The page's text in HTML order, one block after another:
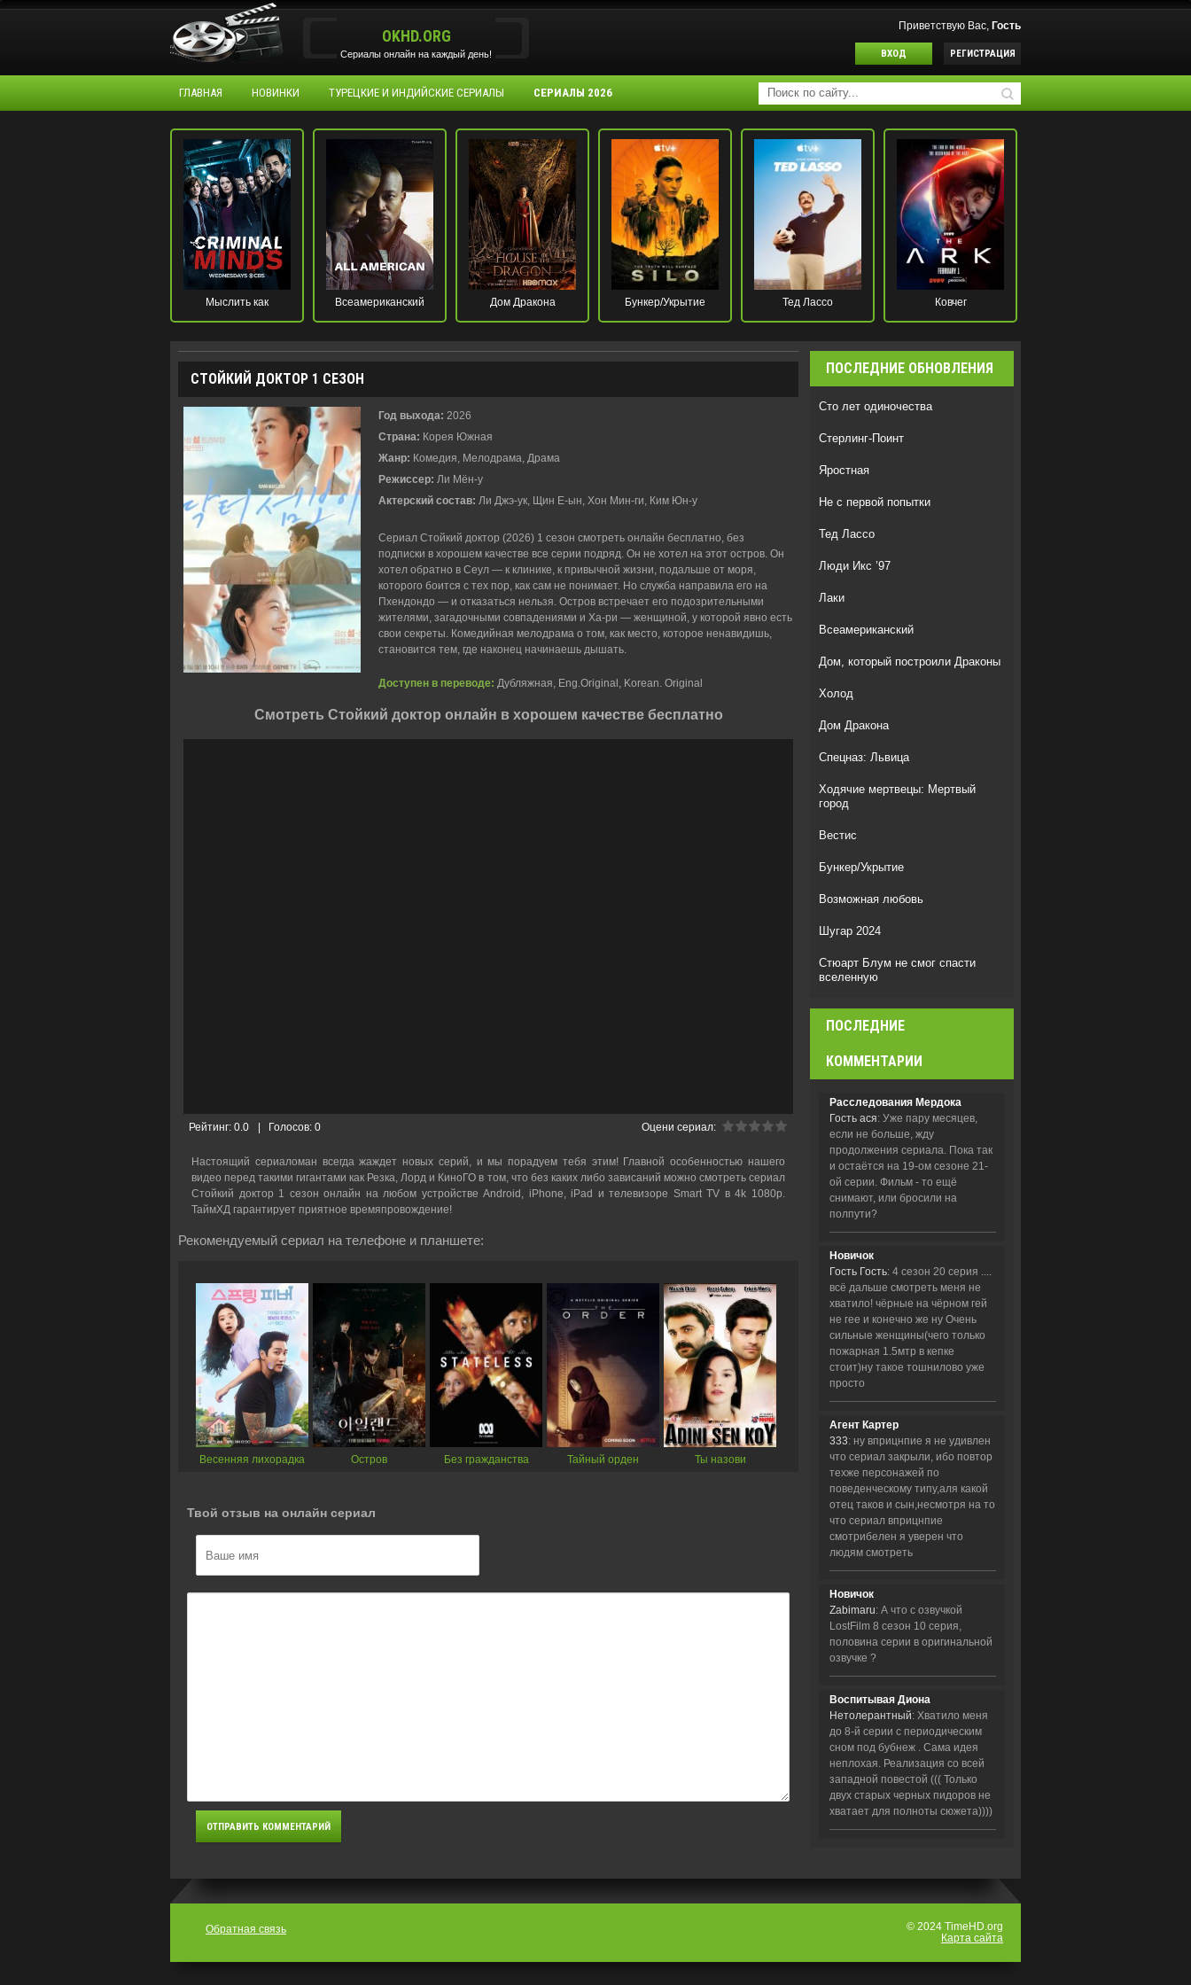
OKHD.ORG
Сериалы онлайн на каждый день!
Приветствую Вас, Гость
ВХОД РЕГИСТРАЦИЯ
ГЛАВНАЯ НОВИНКИ ТУРЕЦКИЕ И ИНДИЙСКИЕ СЕРИАЛЫ СЕРИАЛЫ 2026
Мыслить как
преступник
Всеамериканский Дом Дракона Бункер/Укрытие Тед Лассо Ковчег
СТОЙКИЙ ДОКТОР 1 СЕЗОН
Год выхода: 2026
Страна: Корея Южная
Жанр: Комедия, Мелодрама, Драма
Режиссер: Ли Мён-у
Актерский состав: Ли Джэ-ук, Щин Е-ын, Хон Мин-ги, Ким Юн-у
Сериал Стойкий доктор (2026) 1 сезон смотреть онлайн бесплатно, без
подписки в хорошем качестве все серии подряд. Он не хотел на этот остров. Он
хотел обратно в Сеул — к клинике, к привычной жизни, подальше от моря,
которого боится с тех пор, как сам не понимает. Но служба направила его на
Пхендондо — и отказаться нельзя. Остров встречает его подозрительными
жителями, загадочными совпадениями и Ха-ри — женщиной, у которой явно есть
свои секреты. Комедийная мелодрама о том, как место, которое ненавидишь,
становится тем, где наконец начинаешь дышать.
Доступен в переводе: Дубляжная, Eng.Original, Korean. Original
Смотреть Стойкий доктор онлайн в хорошем качестве бесплатно
Оцени сериал:
Рейтинг: 0.0 Голосов:0
Настоящий сериаломан всегда жаждет новых серий, и мы порадуем тебя этим! Главной особенностью нашего
видео перед такими гигантами как Резка, Лорд и КиноГО в том, что без каких либо зависаний можно смотреть cериал
Стойкий доктор 1 сезон онлайн на любом устройстве Android, iPhone, iPad и телевизоре Smart TV в 4k 1080p.
ТаймХД гарантирует приятное времяпровождение!
Рекомендуемый сериал на телефоне и планшете:
Весенняя лихорадка Остров Без гражданства Тайный орден Ты назови
Твой отзыв на онлайн сериал
ПОСЛЕДНИЕ ОБНОВЛЕНИЯ
Сто лет одиночества
Стерлинг-Поинт
Яростная
Не с первой попытки
Тед Лассо
Люди Икс ’97
Лаки
Всеамериканский
Дом, который построили Драконы
Холод
Дом Дракона
Спецназ: Львица
Ходячие мертвецы: Мертвый
город
Вестис
Бункер/Укрытие
Возможная любовь
Шугар 2024
Стюарт Блум не смог спасти
вселенную
Мыс страха
ПОСЛЕДНИЕ
КОММЕНТАРИИ
Расследования Мердока
Гость ася: Уже пару месяцев,
если не больше, жду
продолжения сериала. Пока так
и остаётся на 19-ом сезоне 21-
ой серии. Фильм - то ещё
снимают, или бросили на
полпути?
Новичок
Гость Гость: 4 сезон 20 серия ....
всё дальше смотреть меня не
хватило! чёрные на чёрном гей
не гее и конечно же ну Очень
сильные женщины(чего только
пожарная 1.5мтр в кепке
стоит)ну такое тошнилово уже
просто
Агент Картер
333: ну вприцнпие я не удивлен
что сериал закрыли, ибо повтор
техже персонажей по
поведенческому типу,аля какой
отец таков и сын,несмотря на то
что сериал вприцнпие
смотрибелен я уверен что
людям смотреть
Новичок
Zabimaru: А что с озвучкой
LostFilm 8 сезон 10 серия,
половина серии в оригинальной
озвучке ?
Воспитывая Диона
Нетолерантный: Хватило меня
до 8-й серии с периодическим
сном под бубнеж . Сама идея
неплохая. Реализация со всей
западной повестой ((( Только
двух старых черных пидоров не
хватает для полноты сюжета))))
Обратная связь
© 2024 TimeHD.org
Карта сайта